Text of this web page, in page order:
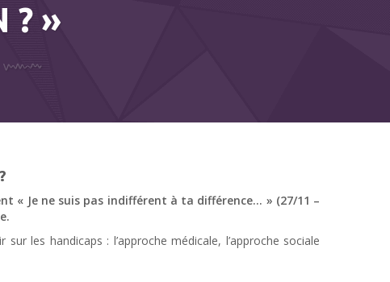
? »
« Je ne suis pas indifférent à ta différence… » (27/11 –
les handicaps : l’approche médicale, l’approche sociale